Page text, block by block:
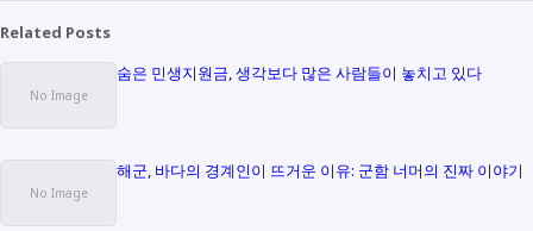
Related Posts
숨은 민생지원금, 생각보다 많은 사람들이 놓치고 있다
해군, 바다의 경계인이 뜨거운 이유: 군함 너머의 진짜 이야기